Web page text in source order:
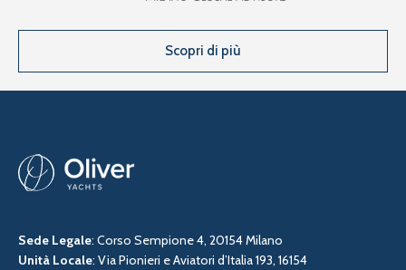
Scopri di più
Sede Legale: Corso Sempione 4, 20154 Milano
Unità Locale: Via Pionieri e Aviatori d’Italia 193, 16154